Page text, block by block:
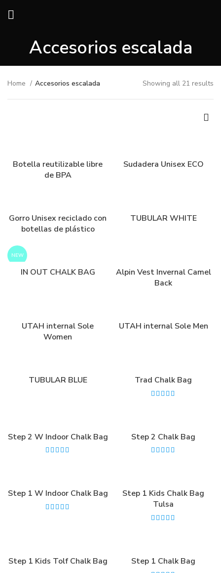
Accesorios escalada
Home Accesorios escalada Showing all 21 results
Botella reutilizable libre
de BPA
Sudadera Unisex ECO
Gorro Unisex reciclado con
botellas de plástico
TUBULAR WHITE
NEW
IN OUT CHALK BAG
Alpin Vest Invernal Camel
Back
UTAH internal Sole
Women
UTAH internal Sole Men
TUBULAR BLUE Trad Chalk Bag
Step 2 W Indoor Chalk Bag Step 2 Chalk Bag
Step 1 W Indoor Chalk Bag
Step 1 Kids Chalk Bag
Tulsa
Step 1 Kids Tolf Chalk Bag Step 1 Chalk Bag